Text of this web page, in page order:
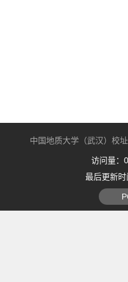
中国地质大学（武汉）校
访问量：
最后更新时